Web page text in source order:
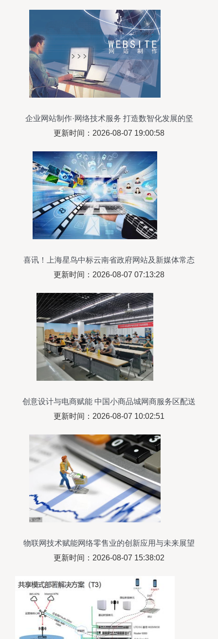
企业网站制作·网络技术服务 打造数智化发展的坚
实基础
更新时间：2026-08-07 19:00:58
喜讯！上海星鸟中标云南省政府网站及新媒体常态
化监测项目，助力网络技术服务升级
更新时间：2026-08-07 07:13:28
创意设计与电商赋能 中国小商品城网商服务区配送
行业创意设计活动解读
更新时间：2026-08-07 10:02:51
物联网技术赋能网络零售业的创新应用与未来展望
更新时间：2026-08-07 15:38:02